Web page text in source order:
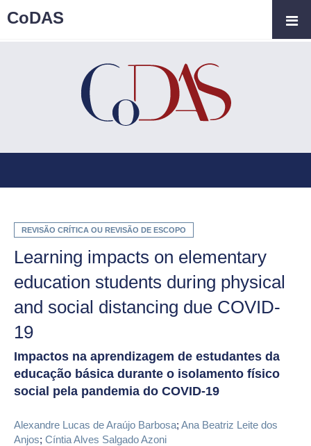
REVISÃO CRÍTICA OU REVISÃO DE ESCOPO
Learning impacts on elementary
education students during physical
and social distancing due COVID-
19
Impactos na aprendizagem de estudantes da
educação básica durante o isolamento físico
social pela pandemia do COVID-19
Alexandre Lucas de Araújo Barbosa; Ana Beatriz Leite dos
Anjos; Cíntia Alves Salgado Azoni
CoDAS